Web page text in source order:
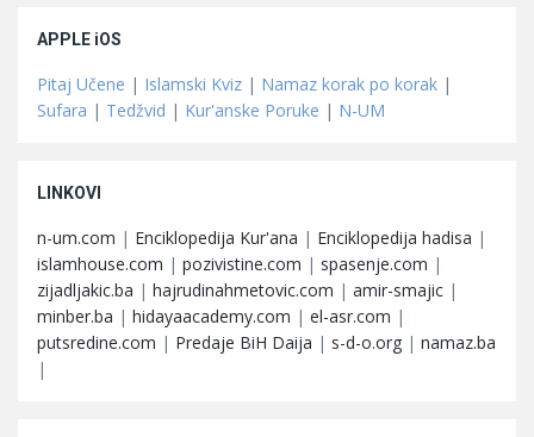
APPLE iOS
Pitaj Učene | Islamski Kviz | Namaz korak po korak |
Sufara | Tedžvid | Kur'anske Poruke | N-UM
LINKOVI
n-um.com | Enciklopedija Kur'ana | Enciklopedija hadisa |
islamhouse.com | pozivistine.com | spasenje.com |
zijadljakic.ba | hajrudinahmetovic.com | amir-smajic |
minber.ba | hidayaacademy.com | el-asr.com |
putsredine.com | Predaje BiH Daija | s-d-o.org | namaz.ba
|